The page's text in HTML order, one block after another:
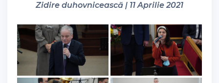
Zidire duhovnicească | 11 Aprilie 2021